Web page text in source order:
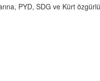
PYD, SDG ve Kürt